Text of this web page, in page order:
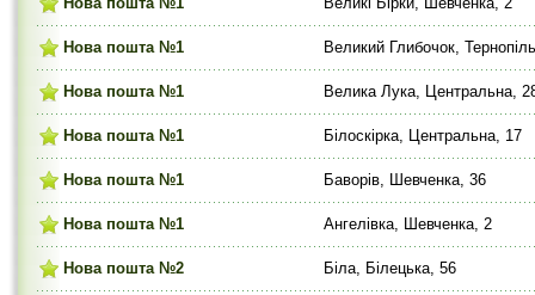
Нова пошта №1 Великий Глибочок,
Нова пошта №1 Велика Лука, Центральна,
Нова пошта №1 Білоскірка, Центральна, 17
Нова пошта №1 Баворів, Шевченка, 36
Нова пошта №1 Ангелівка, Шевченка, 2
Нова пошта №2 Біла, Білецька, 56